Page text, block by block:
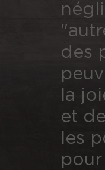
des
la
et
les